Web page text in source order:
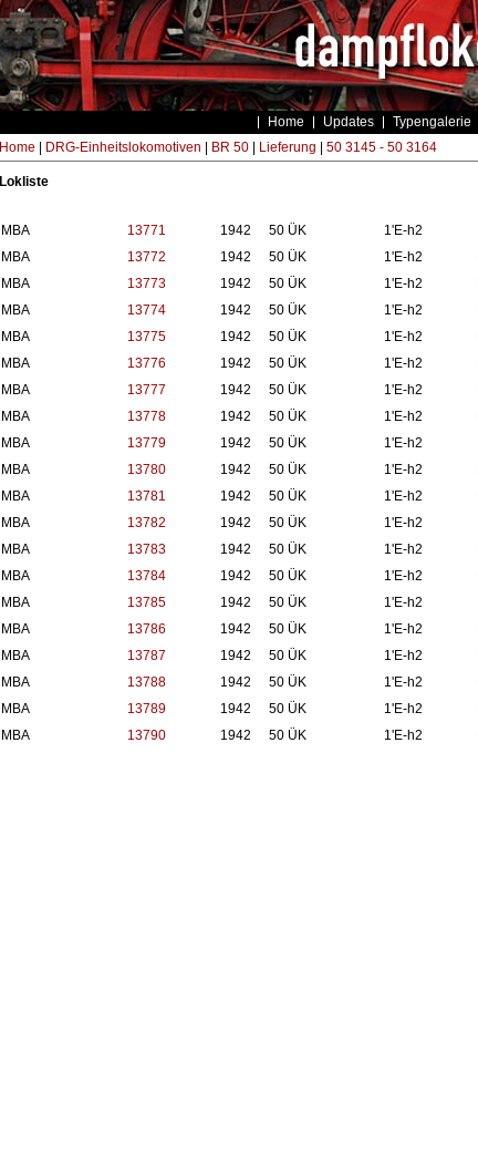
Home Updates Typengalerie
Home DRG-Einheitslokomotiven BR 50| Lieferung 50 3145 - 50 3164
Lokliste
MBA 13771 1942 50 ÜK 1'E-h2
MBA
13772 1942 50 ÜK 1'E-h2
MBA
13773 1942 50 ÜK 1'E-h2
MBA
13774 1942 50 ÜK 1'E-h2
MBA
13775 1942 50 ÜK 1'E-h2
MBA
13776 1942 50 ÜK 1'E-h2
MBA
13777 1942 50 ÜK 1'E-h2
MBA
13778 1942 50 ÜK 1'E-h2
MBA
13779 1942 50 ÜK 1'E-h2
MBA
13780 1942 50 ÜK 1'E-h2
MBA
13781 1942 50 ÜK 1'E-h2
MBA
13782 1942 50 ÜK 1'E-h2
MBA
13783 1942 50 ÜK 1'E-h2
MBA
13784 1942 50 ÜK 1'E-h2
MBA
13785 1942 50 ÜK 1'E-h2
MBA
13786 1942 50 ÜK 1'E-h2
MBA
13787 1942 50 ÜK 1'E-h2
MBA
13788 1942 50 ÜK 1'E-h2
MBA
13789 1942 50 ÜK 1'E-h2
MBA
13790 1942 50 ÜK 1'E-h2